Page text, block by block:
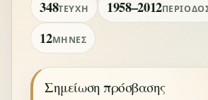
348ΤΕΎΧΗ 1958–2012
12ΜΉΝΕΣ
Σημείωση πρόσβασης